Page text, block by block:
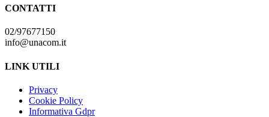
CONTATTI
02/97677150
info@unacom.it
LINK UTILI
Privacy
Cookie Policy
Informativa Gdpr